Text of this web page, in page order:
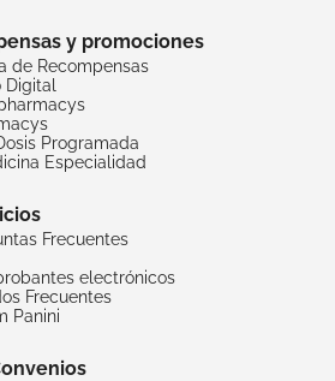
y promociones
de Recompensas
Digital
Programada
Especialidad
Frecuentes
electrónicos
Frecuentes
Panini